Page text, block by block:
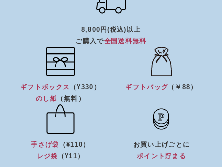
8,800円(税込)以上
ご購入で全国送料無料
ギフトボックス
（¥330）
のし紙 （無料）
ギフトバッグ （￥88）
手さげ袋
（¥110）
レジ袋
（¥11）
お買い上げごとに
ポイント貯まる